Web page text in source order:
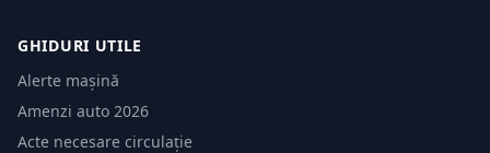
GHIDURI UTILE
Alerte mașină
Amenzi auto 2026
Acte necesare circulație